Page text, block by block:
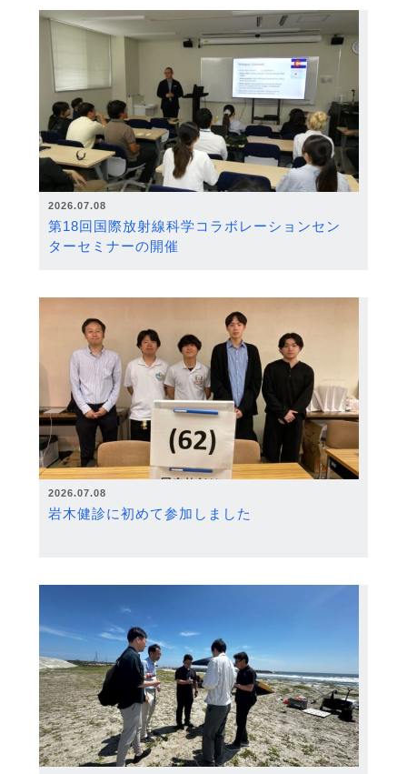
2026.07.08
第18回国際放射線科学コラボレーションセン
ターセミナーの開催
2026.07.08
岩木健診に初めて参加しました